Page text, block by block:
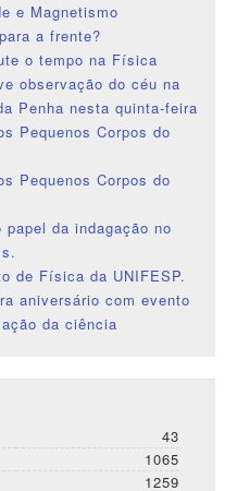
e Magnetismo
a frente?
o tempo na Física
observação do céu na
Penha nesta quinta-feira
Pequenos Corpos do
Pequenos Corpos do
da indagação no
de Física da UNIFESP.
aniversário com evento
da ciência
43
1065
1259